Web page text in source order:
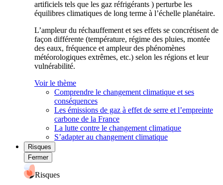
artificiels tels que les gaz réfrigérants ) perturbe les
équilibres climatiques de long terme à l’échelle planétaire.
L’ampleur du réchauffement et ses effets se concrétisent de
façon différente (température, régime des pluies, montée
des eaux, fréquence et ampleur des phénomènes
météorologiques extrêmes, etc.) selon les régions et leur
vulnérabilité.
Voir le thème
Comprendre le changement climatique et ses
conséquences
Les émissions de gaz à effet de serre et l’empreinte
carbone de la France
La lutte contre le changement climatique
S’adapter au changement climatique
Risques
Fermer
Risques